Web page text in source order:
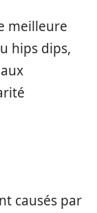
meilleure
hips dips,
causés par